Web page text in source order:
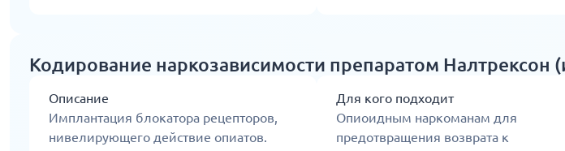
Кодирование наркозависимости препаратом Налтрексон
Описание
Имплантация блокатора рецепторов,
нивелирующего действие опиатов.
Для кого подходит
Опиоидным наркоманам для
предотвращения возврата к